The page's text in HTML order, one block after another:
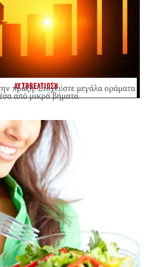
ΑΥΤΟΒΕΛΤΙΩΣΗ
πράξη: Στοχεύστε μεγάλα οράματα
από μικρά βήματα